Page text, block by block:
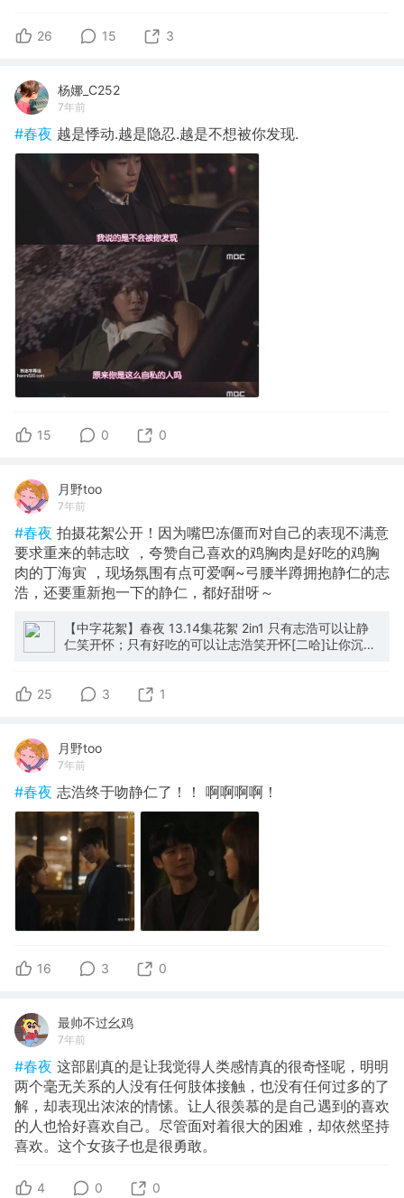
26 15 3
杨娜_C252
7年前
#春夜 越是悸动.越是隐忍.越是不想被你发现.
15 0 0
月野too
7年前
#春夜 拍摄花絮公开！因为嘴巴冻僵而对自己的表现不满意
要求重来的韩志旼 ，夸赞自己喜欢的鸡胸肉是好吃的鸡胸
肉的丁海寅 ，现场氛围有点可爱啊~弓腰半蹲拥抱静仁的志
浩，还要重新抱一下的静仁，都好甜呀～
【中字花絮】春夜 13.14集花絮 2in1 只有志浩可以让静
仁笑开怀；只有好吃的可以让志浩笑开怀[二哈]让你沉沦
25 3 1
月野too
7年前
#春夜 志浩终于吻静仁了！！ 啊啊啊啊！
16 3 0
最帅不过幺鸡
7年前
#春夜 这部剧真的是让我觉得人类感情真的很奇怪呢，明明
两个毫无关系的人没有任何肢体接触，也没有任何过多的了
解，却表现出浓浓的情愫。让人很羡慕的是自己遇到的喜欢
的人也恰好喜欢自己。尽管面对着很大的困难，却依然坚持
喜欢。这个女孩子也是很勇敢。
4 0 0